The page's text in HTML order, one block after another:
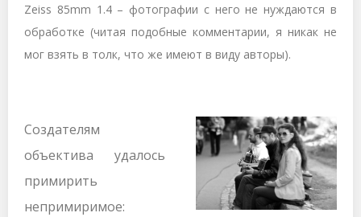
Zeiss 85mm 1.4 – фотографии с него не нуждаются в
обработке (читая подобные комментарии, я никак не
мог взять в толк, что же имеют в виду авторы).
Создателям
объектива удалось
примирить
непримиримое: